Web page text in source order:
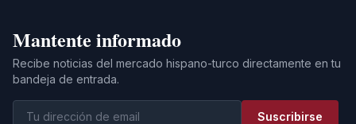
Mantente informado
Recibe noticias del mercado hispano-turco directamente en tu
bandeja de entrada.
Suscribirse